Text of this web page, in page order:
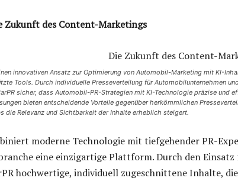
Zukunft des Content-Marketings
innovativen Ansatz zur Optimierung von Automobil-Marketing mit KI-
Tools. Durch individuelle Presseverteilung für Automobilunternehmen
sicher, dass Automobil-PR-Strategien mit KI-Technologie präzise und
bieten entscheidende Vorteile gegenüber herkömmlichen
die Relevanz und Sichtbarkeit der Inhalte erheblich steigert.
moderne Technologie mit tiefgehender PR-
eine einzigartige Plattform. Durch den
hochwertige, individuell zugeschnittene Inhalte,